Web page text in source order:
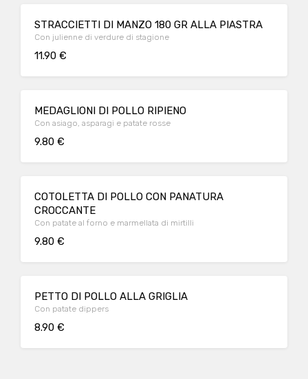
STRACCIETTI DI MANZO 180 GR ALLA PIASTRA
Con julienne di verdure di stagione
11.90 €
MEDAGLIONI DI POLLO RIPIENO
Con asiago, asparagi e patate rosse
9.80 €
COTOLETTA DI POLLO CON PANATURA
CROCCANTE
Con patate al forno e marmellata di mirtilli
9.80 €
PETTO DI POLLO ALLA GRIGLIA
Con patate dippers
8.90 €